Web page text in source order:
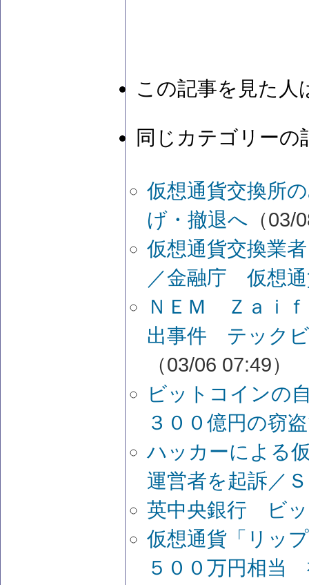
この記事を見た人
同じカテゴリーの
仮想通貨交換所
げ・撤退へ （03/
仮想通貨交換業
／金融庁 仮想
ＮＥＭ Ｚａｉ
出事件 テック
（03/06 07:49）
ビットコインの
３００億円の窃
ハッカーによる
運営者を起訴／
英中央銀行 ビ
仮想通貨「リッ
５００万円相当